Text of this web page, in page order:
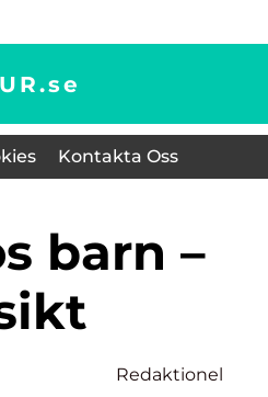
se
Kontakta Oss
Redaktionel